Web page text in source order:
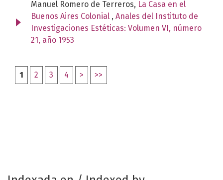
Manuel Romero de Terreros, La Casa en el
Buenos Aires Colonial , Anales del Instituto de
Investigaciones Estéticas: Volumen VI, número
21, año 1953
1 2 3 4 > >>